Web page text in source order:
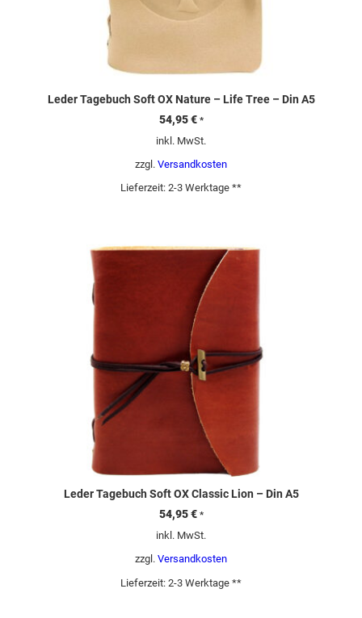
Leder Tagebuch Soft OX Nature – Life Tree – Din A5
54,95€ *
inkl. MwSt.
zzgl. Versandkosten
Lieferzeit: 2-3 Werktage **
Leder Tagebuch Soft OX Classic Lion – Din A5
54,95€ *
inkl. MwSt.
zzgl. Versandkosten
Lieferzeit: 2-3 Werktage **